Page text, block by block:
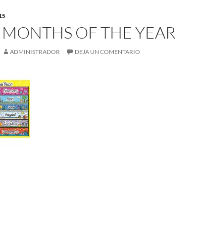
MONTHS OF THE YEAR
ADMINISTRADOR DEJA UN COMENTARIO